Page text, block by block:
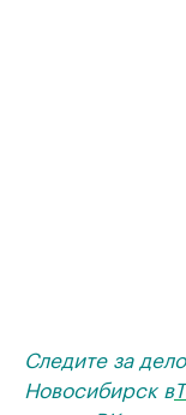
Следите за
Новосибирск в